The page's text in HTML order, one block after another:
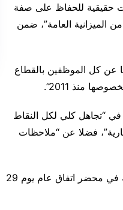
حقيقية للحفاظ على صفة
الميزانية العامة”، ضمن
عن كل الموظفين بالقطاع
منذ 2011”.
في “تجاهل كلي لكل النقاط
فضلا عن “ملاحظات
يضاف إلى ذلك، “عدم الالتزام الحكومي والتراجع المستمر عن كل ما اتُفق عليه في محضر اتفاق عام يوم 29